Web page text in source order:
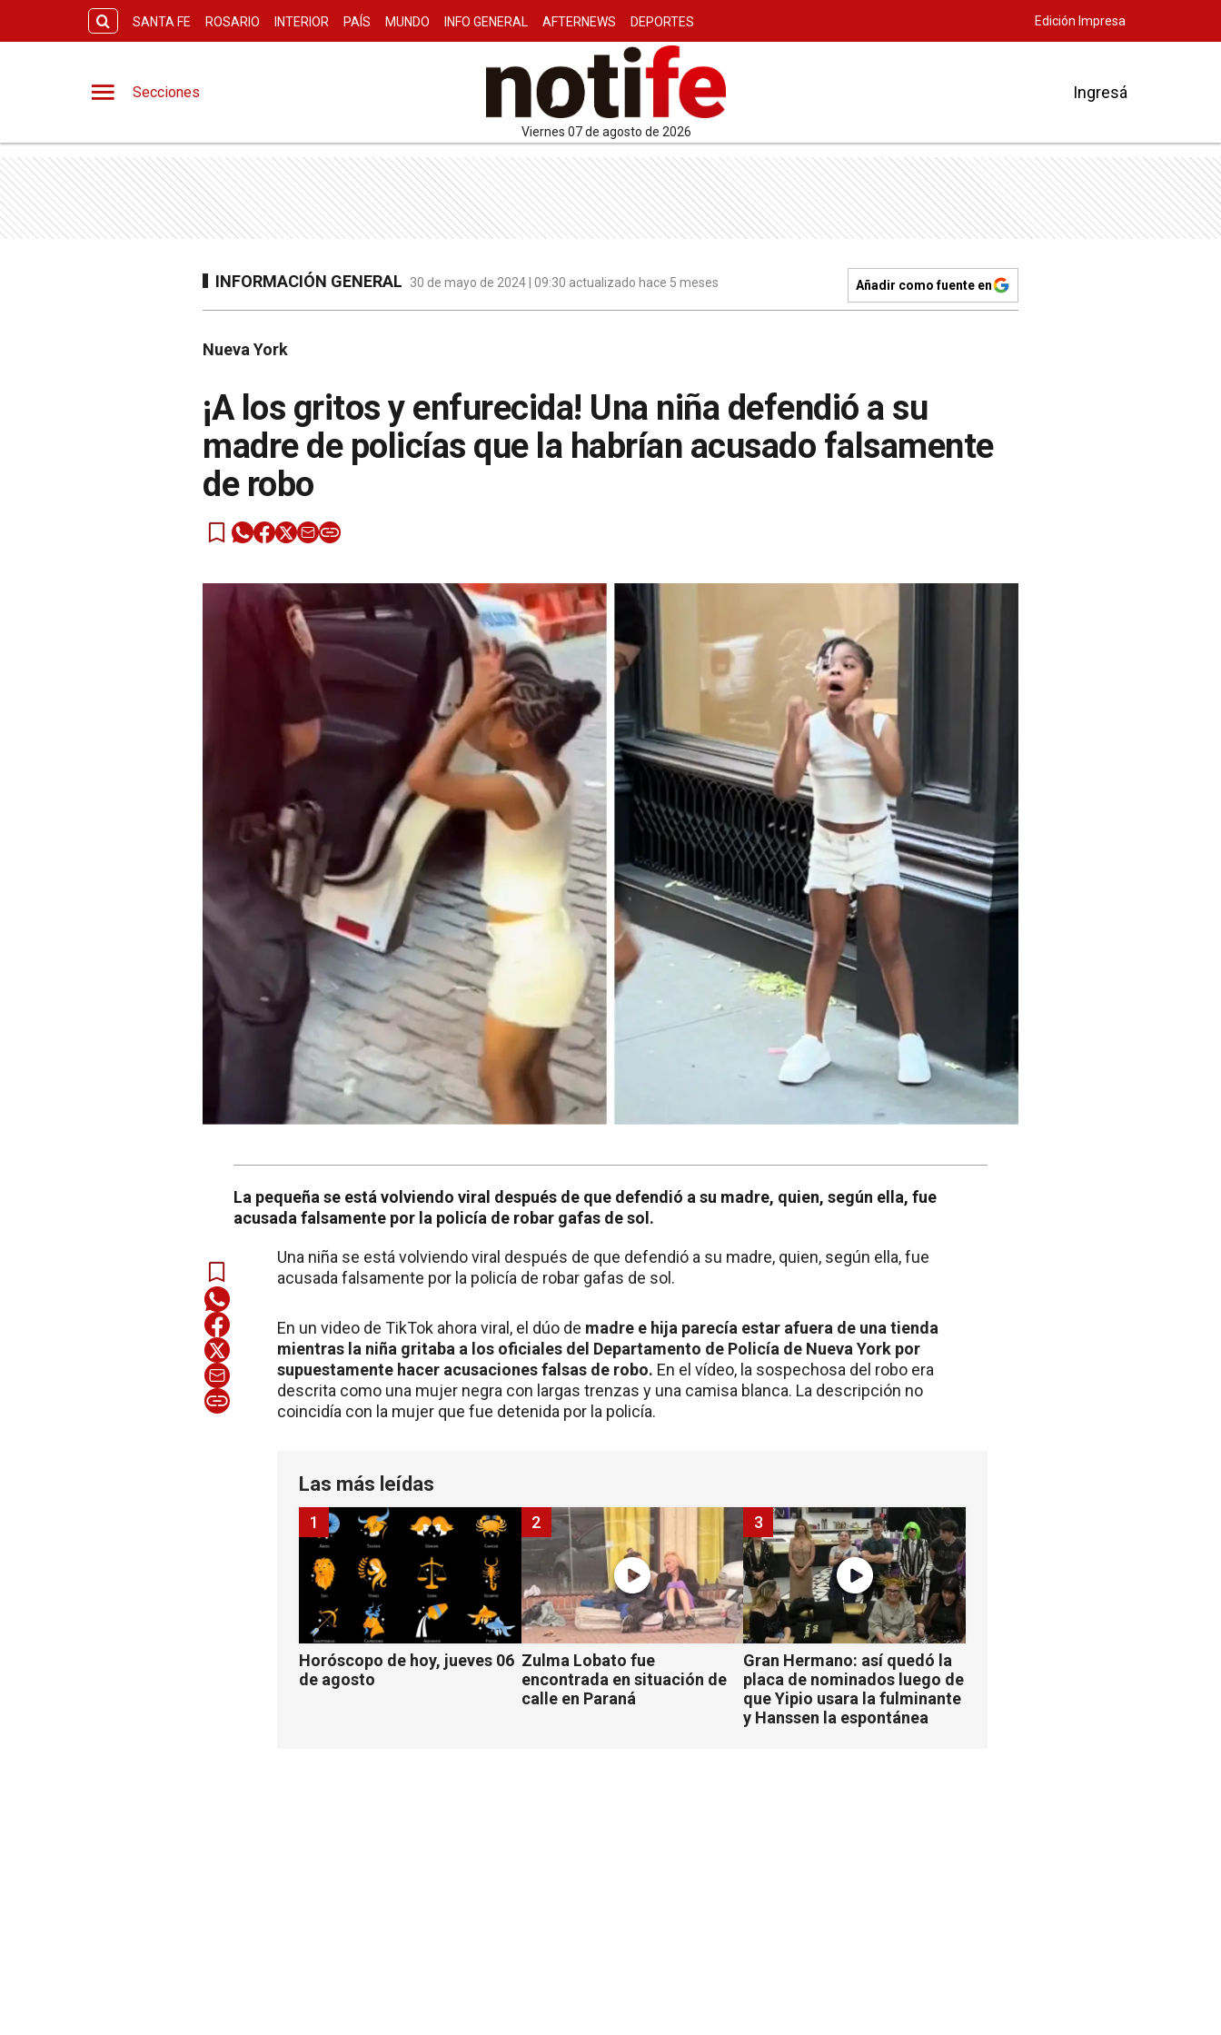
SANTA FE ROSARIO INTERIOR PAÍS MUNDO INFO GENERAL AFTERNEWS DEPORTES Edición Impresa
Secciones
viernes 07 de agosto de 2026
Ingresá
INFORMACIÓN GENERAL 30 de mayo de 2024 | 09:30 actualizado hace 5 meses Añadir como fuente en
Nueva York
¡A los gritos y enfurecida! Una niña defendió a su
madre de policías que la habrían acusado falsamente
de robo
La pequeña se está volviendo viral después de que defendió a su madre, quien, según ella, fue
acusada falsamente por la policía de robar gafas de sol.
Una niña se está volviendo viral después de que defendió a su madre, quien, según ella, fue
acusada falsamente por la policía de robar gafas de sol.
En un video de TikTok ahora viral, el dúo de madre e hija parecía estar afuera de una tienda
mientras la niña gritaba a los oficiales del Departamento de Policía de Nueva York por
supuestamente hacer acusaciones falsas de robo. En el vídeo, la sospechosa del robo era
descrita como una mujer negra con largas trenzas y una camisa blanca. La descripción no
coincidía con la mujer que fue detenida por la policía.
Las más leídas
Horóscopo de hoy, jueves 06
de agosto
1
Zulma Lobato fue
encontrada en situación de
calle en Paraná
2
Gran Hermano: así quedó la
placa de nominados luego de
que Yipio usara la fulminante
y Hanssen la espontánea
3